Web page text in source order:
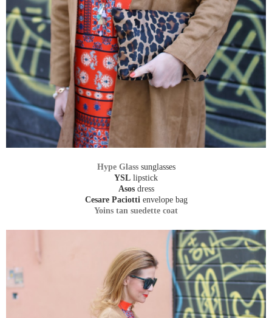
Hype Glasssunglasses
YSL lipstick
Asosdress
Cesare Paciotti envelope bag
Yoins tan suedette coat